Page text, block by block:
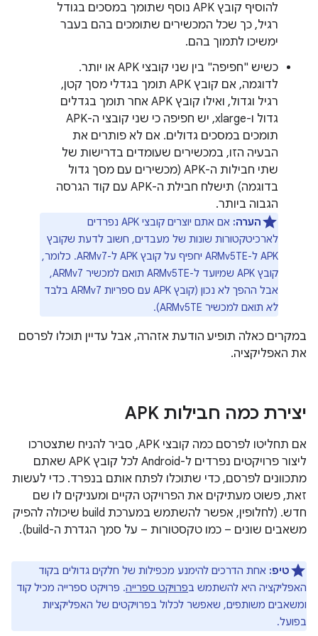
להוסיף קובץ APK נוסף שתומך במסכים בגודל
רגיל, כך שכל המכשירים שתומכים בהם בעבר
ימשיכו לתמוך בהם.
כשיש "חפיפה" בין שני קובצי APK או יותר.
לדוגמה, אם קובץ APK תומך בגדלי מסך קטן,
רגיל וגדול, ואילו קובץ APK אחר תומך בגדלים
גדול ו-xlarge, יש חפיפה כי שני קובצי ה-APK
תומכים במסכים גדולים. אם לא פותרים את
הבעיה הזו, במכשירים שעומדים בדרישות של
שתי חבילות ה-APK (מכשירים עם מסך גדול
בדוגמה) תישלח חבילת ה-APK עם קוד הגרסה
הגבוה ביותר.
הערה:
אם אתם יוצרים קובצי APK נפרדים
לארכיטקטורות שונות של מעבדים, חשוב לדעת שקובץ
APK ל-ARMv5TE יחפיף על קובץ APK ל-ARMv7. כלומר,
קובץ APK שמיועד ל-ARMv5TE תואם למכשיר ARMv7,
אבל ההפך לא נכון (קובץ APK עם ספריות ARMv7 בלבד
לא תואם למכשיר ARMv5TE).
במקרים כאלה תופיע הודעת אזהרה, אבל עדיין תוכלו לפרסם
את האפליקציה.
יצירת כמה חבילות APK
אם תחליטו לפרסם כמה קובצי APK, סביר להניח שתצטרכו
ליצור פרויקטים נפרדים ל-Android לכל קובץ APK שאתם
מתכוונים לפרסם, כדי שתוכלו לפתח אותם בנפרד. כדי לעשות
זאת, פשוט מעתיקים את הפרויקט הקיים ומעניקים לו שם
חדש. (לחלופין, אפשר להשתמש במערכת build שיכולה להפיק
משאבים שונים – כמו טקסטורות – על סמך הגדרת ה-build).
טיפ: אחת הדרכים להימנע מכפילות של חלקים גדולים בקוד
האפליקציה היא להשתמש בפרויקט ספרייה. פרויקט ספרייה מכיל קוד
ומשאבים משותפים, שאפשר לכלול בפרויקטים של האפליקציות
בפועל.